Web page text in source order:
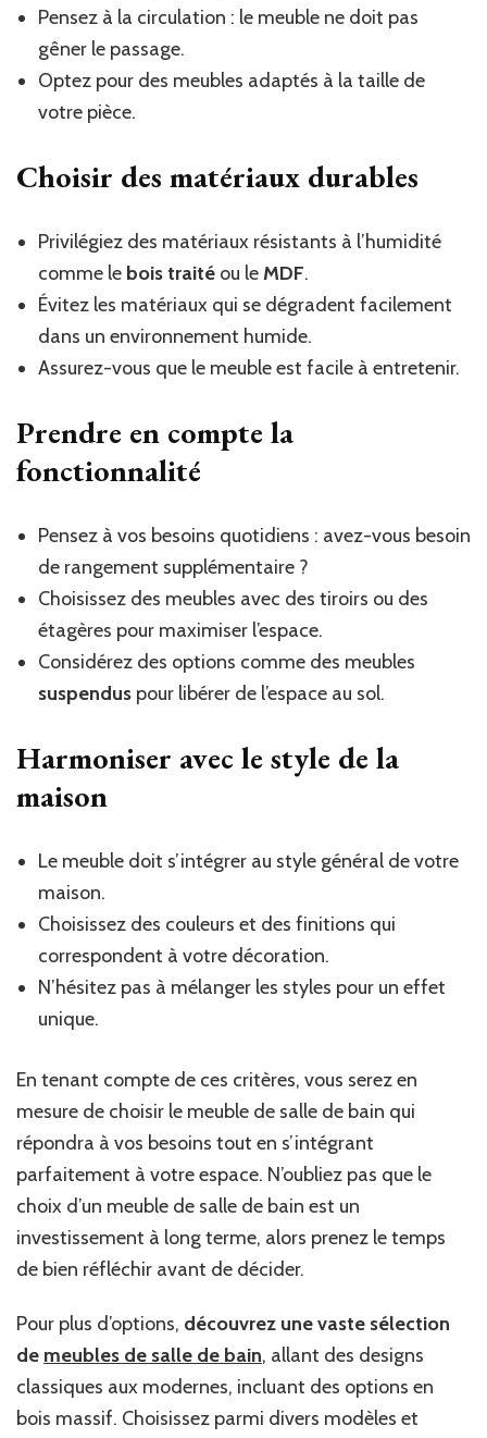
Pensez à la circulation : le meuble ne doit pas
gêner le passage.
Optez pour des meubles adaptés à la taille de
votre pièce.
Choisir des matériaux durables
Privilégiez des matériaux résistants à l’humidité
comme le bois traité ou leMDF.
Évitez les matériaux qui se dégradent facilement
dans un environnement humide.
Assurez-vous que le meuble est facile à entretenir.
Prendre en compte la
fonctionnalité
Pensez à vos besoins quotidiens : avez-vous besoin
de rangement supplémentaire ?
Choisissez des meubles avec des tiroirs ou des
étagères pour maximiser l’espace.
Considérez des options comme des meubles
suspendus pour libérer de l’espace au sol.
Harmoniser avec le style de la
maison
Le meuble doit s’intégrer au style général de votre
maison.
Choisissez des couleurs et des finitions qui
correspondent à votre décoration.
N’hésitez pas à mélanger les styles pour un effet
unique.
En tenant compte de ces critères, vous serez en
mesure de choisir le meuble de salle de bain qui
répondra à vos besoins tout en s’intégrant
parfaitement à votre espace. N’oubliez pas que le
choix d’un meuble de salle de bain est un
investissement à long terme, alors prenez le temps
de bien réfléchir avant de décider.
Pour plus d’options, découvrez une vaste sélection
de meubles de salle de bain, allant des designs
classiques aux modernes, incluant des options en
bois massif. Choisissez parmi divers modèles et